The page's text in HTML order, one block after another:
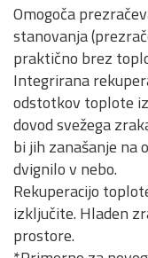
Omogoča
stanovanja
praktično brez
Integrirana
odstotkov toplote
dovod svežega
bi jih zanašanje na
dvignilo v nebo.
Rekuperacijo
izključite. Hladen
prostore.